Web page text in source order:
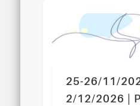
25-26/11/
2/12/2026 |